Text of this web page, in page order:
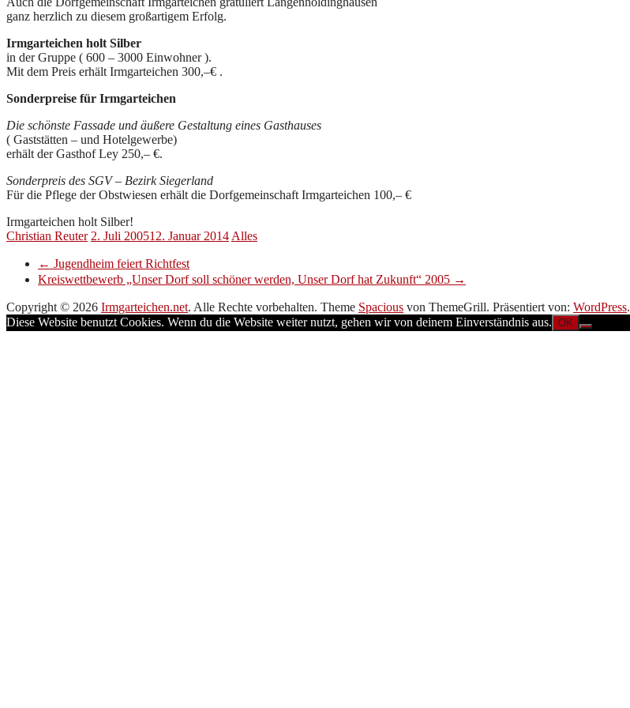
ganz herzlich zu diesem großartigem Erfolg.
Irmgarteichen holt Silber
in der Gruppe ( 600 – 3000 Einwohner ).
Mit dem Preis erhält Irmgarteichen 300,–€ .
Sonderpreise für Irmgarteichen
Die schönste Fassade und äußere Gestaltung eines Gasthauses
( Gaststätten – und Hotelgewerbe)
erhält der Gasthof Ley 250,– €.
Sonderpreis des SGV – Bezirk Siegerland
Für die Pflege der Obstwiesen erhält die Dorfgemeinschaft Irmgarteichen 100,– €
Irmgarteichen holt Silber!
Christian Reuter 2. Juli 200512. Januar 2014 Alles
← Jugendheim feiert Richtfest
Kreiswettbewerb „Unser Dorf soll schöner werden, Unser Dorf hat Zukunft“ 2005 →
Copyright © 2026 Irmgarteichen.net. Alle Rechte vorbehalten. Theme Spacious von ThemeGrill. Präsentiert von: WordPress.
Diese Website benutzt Cookies. Wenn du die Website weiter nutzt, gehen wir von deinem Einverständnis aus. OK